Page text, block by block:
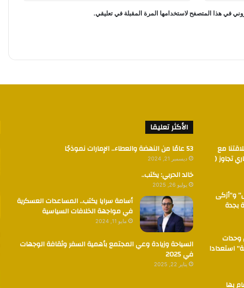
في هذا المتصفح لاستخدامها المرة المقبلة في تعليقي.
مع
تجاوز (
و”أزكى
بجدة
وحدات
استعدادا
بها
الأكثر تعليقا
53 عامًا من النهضة والعطاء.. الإمارات نموذجًا
ديسمبر 21, 2024
خالد الحربي: يكتب..
يوليو 26, 2025
أسامة سرايا يكتب.. المساعدات العسكرية
في مواجهة الخلافات السياسية
مايو 11, 2024
السياحة وزيادة وعي المجتمع بأهمية السفر وثقافة الوجهات
في 2025
يناير 22, 2025